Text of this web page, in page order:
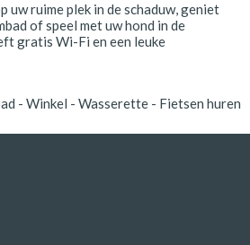
uw ruime plek in de schaduw, geniet
of speel met uw hond in de
gratis Wi-Fi en een leuke
- Winkel - Wasserette - Fietsen huren